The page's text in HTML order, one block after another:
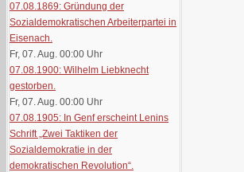
07.08.1869: Gründung der
Sozialdemokratischen Arbeiterpartei in
Eisenach.
Fr, 07. Aug. 00:00 Uhr
07.08.1900: Wilhelm Liebknecht
gestorben.
Fr, 07. Aug. 00:00 Uhr
07.08.1905: In Genf erscheint Lenins
Schrift „Zwei Taktiken der
Sozialdemokratie in der
demokratischen Revolution“.